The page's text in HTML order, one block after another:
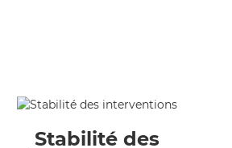
Stabilité des